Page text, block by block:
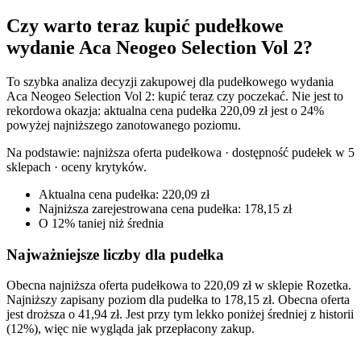
Czy warto teraz kupić pudełkowe
wydanie Aca Neogeo Selection Vol 2?
To szybka analiza decyzji zakupowej dla pudełkowego wydania
Aca Neogeo Selection Vol 2: kupić teraz czy poczekać. Nie jest to
rekordowa okazja: aktualna cena pudełka 220,09 zł jest o 24%
powyżej najniższego zanotowanego poziomu.
Na podstawie: najniższa oferta pudełkowa · dostępność pudełek w 5
sklepach · oceny krytyków.
Aktualna cena pudełka: 220,09 zł
Najniższa zarejestrowana cena pudełka: 178,15 zł
O 12% taniej niż średnia
Najważniejsze liczby dla pudełka
Obecna najniższa oferta pudełkowa to 220,09 zł w sklepie Rozetka.
Najniższy zapisany poziom dla pudełka to 178,15 zł. Obecna oferta
jest droższa o 41,94 zł. Jest przy tym lekko poniżej średniej z historii
(12%), więc nie wygląda jak przepłacony zakup.